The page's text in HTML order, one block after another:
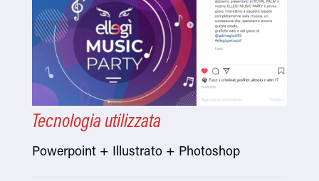
Tecnologia utilizzata
Powerpoint + Illustrato + Photoshop